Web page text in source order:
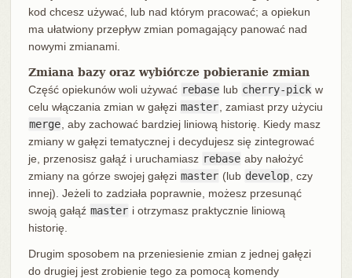
kod chcesz używać, lub nad którym pracować; a opiekun
ma ułatwiony przepływ zmian pomagający panować nad
nowymi zmianami.
Zmiana bazy oraz wybiórcze pobieranie zmian
Część opiekunów woli używać rebase lub cherry-pick w
celu włączania zmian w gałęzi master , zamiast przy użyciu
merge , aby zachować bardziej liniową historię. Kiedy masz
zmiany w gałęzi tematycznej i decydujesz się zintegrować
je, przenosisz gałąź i uruchamiasz rebase aby nałożyć
zmiany na górze swojej gałęzi master (lub develop , czy
innej). Jeżeli to zadziała poprawnie, możesz przesunąć
swoją gałąź master i otrzymasz praktycznie liniową
historię.
Drugim sposobem na przeniesienie zmian z jednej gałęzi
do drugiej jest zrobienie tego za pomocą komendy